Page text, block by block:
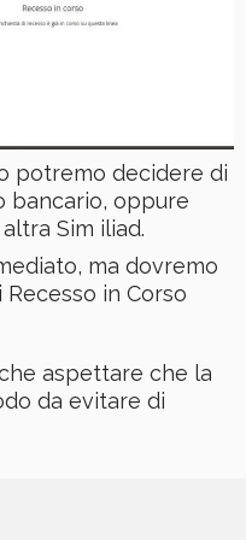
potremo decidere di
bancario, oppure
Sim iliad.
ma dovremo
in Corso
aspettare che la
da evitare di